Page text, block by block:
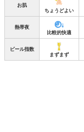
お肌
ちょうどよい
熱帯夜
比較的快適
ビール指数
まずまず